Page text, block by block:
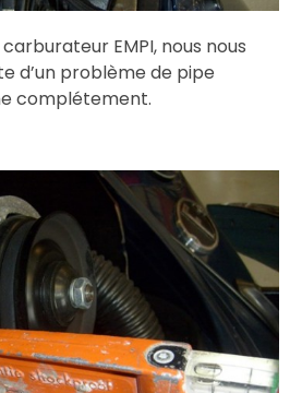
EMPI, nous nous
d’un problème de pipe
complétement.